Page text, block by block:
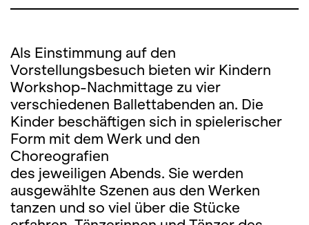
Als Einstimmung auf den
Vorstellungsbesuch bieten wir Kindern
Workshop-Nachmittage zu vier
verschiedenen Ballettabenden an. Die
Kinder beschäftigen sich in spielerischer
Form mit dem Werk und den
Choreografien
des jeweiligen Abends. Sie werden
ausgewählte Szenen aus den Werken
tanzen und so viel über die Stücke